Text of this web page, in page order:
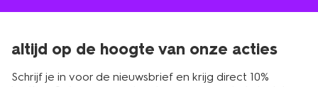
altijd op de hoogte van onze acties
Schrijf je in voor de nieuwsbrief en krijg direct 10%